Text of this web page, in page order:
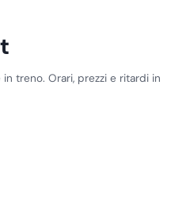
treno. Orari, prezzi e ritardi in